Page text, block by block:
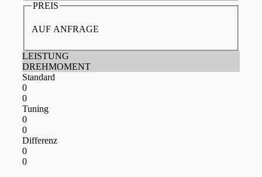
PREIS
AUF ANFRAGE
LEISTUNG
DREHMOMENT
Standard
0
0
Tuning
0
0
Differenz
0
0